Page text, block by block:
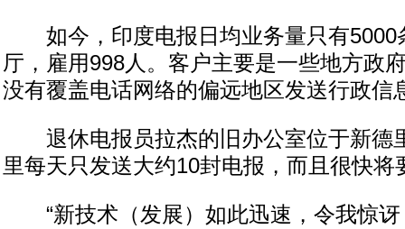
如今，印度电报日均业务量只有5000
厅，雇用998人。客户主要是一些地方政
没有覆盖电话网络的偏远地区发送行政信
退休电报员拉杰的旧办公室位于新德
里每天只发送大约10封电报，而且很快将
“新技术（发展）如此迅速，令我惊讶